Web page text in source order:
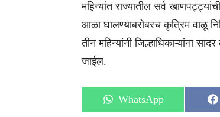
महिन्यांत राज्यातील सर्व
आळा घालण्याबरोबरच कृत्रिम वाळू
तीन महिन्यांनी जिल्हाधिकाऱ्यांना
जाईल.
Share
on
WhatsApp